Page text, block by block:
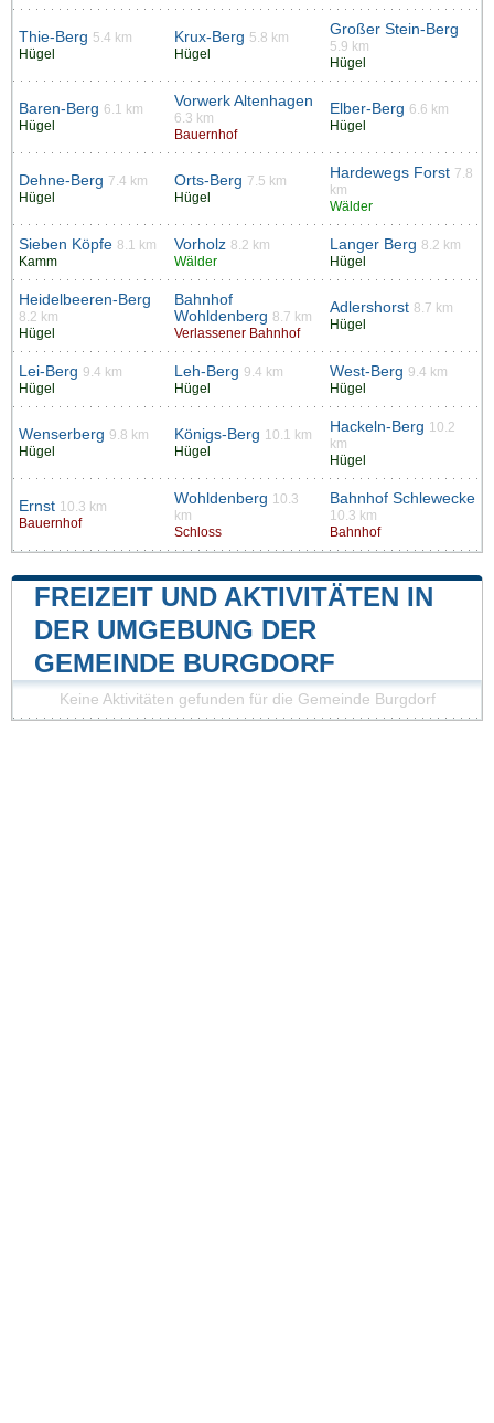
Thie-Berg 5.4 km
Hügel
Krux-Berg 5.8 km
Hügel
Großer Stein-Berg
5.9 km
Hügel
Baren-Berg 6.1 km
Hügel
Vorwerk Altenhagen
6.3 km
Bauernhof
Elber-Berg 6.6 km
Hügel
Dehne-Berg 7.4 km
Hügel
Orts-Berg 7.5 km
Hügel
Hardewegs Forst 7.8
km
Wälder
Sieben Köpfe 8.1 km
Kamm
Vorholz 8.2 km
Wälder
Langer Berg 8.2 km
Hügel
Heidelbeeren-Berg
8.2 km
Hügel
Bahnhof
Wohldenberg 8.7 km
Verlassener Bahnhof
Adlershorst 8.7 km
Hügel
Lei-Berg 9.4 km
Hügel
Leh-Berg 9.4 km
Hügel
West-Berg 9.4 km
Hügel
Wenserberg 9.8 km
Hügel
Königs-Berg 10.1 km
Hügel
Hackeln-Berg 10.2
km
Hügel
Ernst 10.3 km
Bauernhof
Wohldenberg 10.3
km
Schloss
Bahnhof Schlewecke
10.3 km
Bahnhof
FREIZEIT UND AKTIVITÄTEN IN
DER UMGEBUNG DER
GEMEINDE BURGDORF
Keine Aktivitäten gefunden für die Gemeinde Burgdorf